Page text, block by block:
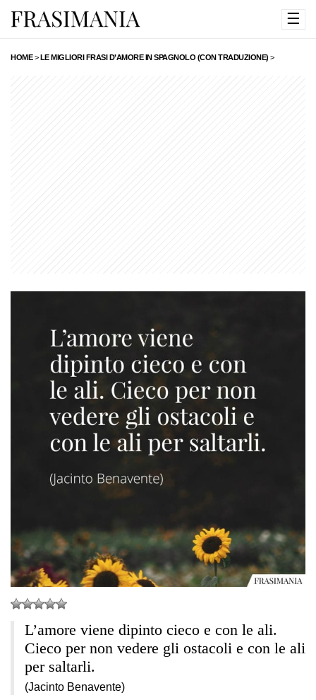
☰
HOME>LE MIGLIORI FRASI D’AMORE IN SPAGNOLO (CON TRADUZIONE) >
L’amore viene dipinto cieco e con le ali.
Cieco per non vedere gli ostacoli e con le ali
per saltarli.
(Jacinto Benavente)